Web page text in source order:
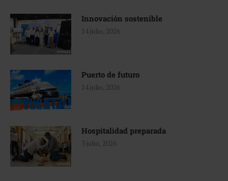
Innovación sostenible
14 julio, 2026
Puerto de futuro
14 julio, 2026
Hospitalidad preparada
3 julio, 2026